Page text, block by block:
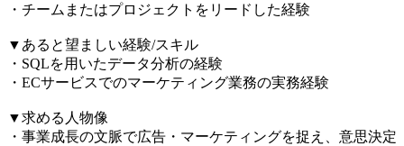
・チームまたはプロジェクトをリードした経験
▼あると望ましい経験/スキル
・SQLを用いたデータ分析の経験
・ECサービスでのマーケティング業務の実務経験
▼求める人物像
・事業成長の文脈で広告・マーケティングを捉え、意思決定